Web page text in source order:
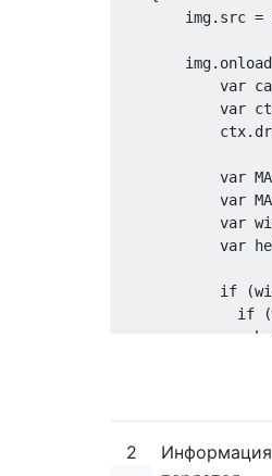
        img
. src =
        img
. onload
var
var
            ctx
.
var
var
var
var
if (
if
(
if (
2